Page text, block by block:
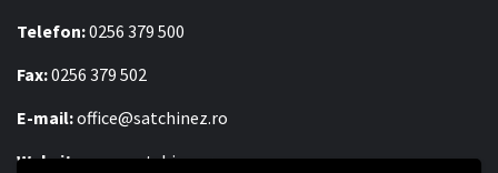
Telefon:0256 379 500
Fax:0256 379 502
E-mail:office@satchinez.ro
Website:www.satchinez.ro